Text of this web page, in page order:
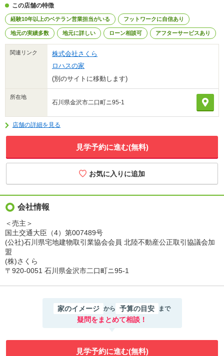
この店舗の特徴
経験10年以上のベテラン営業担当がいる フットワークに自信あり
地元の実績多数 地元に詳しい ローン相談可 アフターサービスあり
関連リンク
株式会社さくら
ロハスの家
(別のサイトに移動します)
所在地
石川県金沢市二口町ニ95-1
店舗の詳細を見る
見学予約に進む(無料)
会社情報
＜売主＞
国土交通大臣（4）第007489号
(公社)石川県宅地建物取引業協会会員 北陸不動産公正取引協議会加
盟
(株)さくら
〒920-0051 石川県金沢市二口町ニ95-1
家のイメージ から 予算の目安 まで
疑問をまとめて相談！
見学予約に進む(無料)